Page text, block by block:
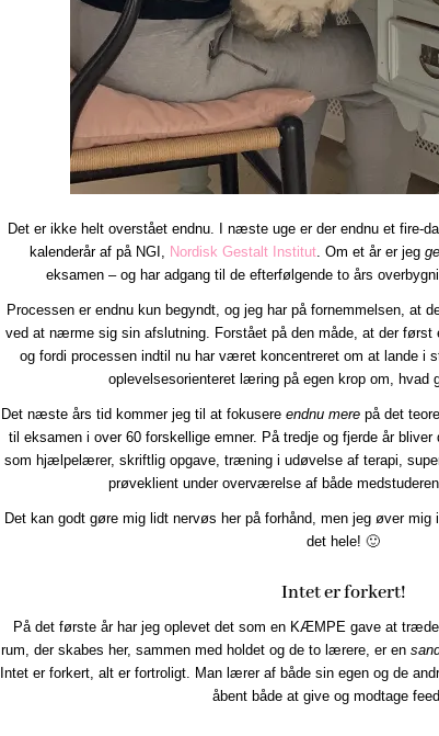
Det er ikke helt overstået endnu. I næste uge er der endnu et fire-
kalenderår af på NGI, Nordisk Gestalt Institut. Om et år er jeg
eksamen – og har adgang til de efterfølgende to års
Processen er endnu kun begyndt, og jeg har på fornemmelsen, at
ved at nærme sig sin afslutning. Forstået på den måde, at der først
og fordi processen indtil nu har været koncentreret om at lande i
oplevelsesorienteret læring på egen krop om, hvad
Det næste års tid kommer jeg til at fokusereendnu mere på det
til eksamen i over 60 forskellige emner. På tredje og fjerde år
som hjælpelærer, skriftlig opgave, træning i udøvelse af terapi,
prøveklient under overværelse af både
Det kan godt gøre mig lidt nervøs her på forhånd, men jeg øver
det hele! 🙂
Intet er forkert!
På det første år har jeg oplevet det som en KÆMPE gave at
rum, der skabes her, sammen med holdet og de to lærere, er en
Intet er forkert, alt er fortroligt. Man lærer af både sin egen og de
åbent både at give og modtage